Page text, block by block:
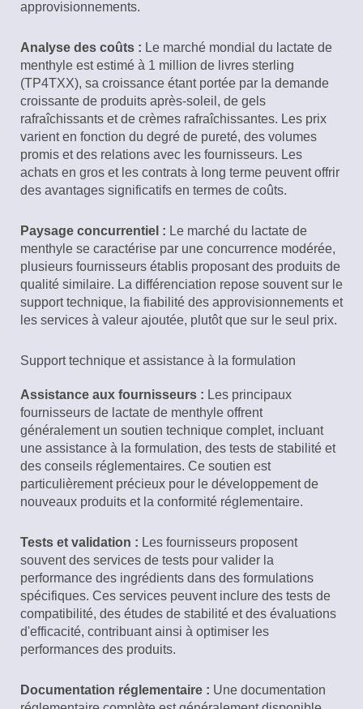
approvisionnements.
Analyse des coûts : Le marché mondial du lactate de
menthyle est estimé à 1 million de livres sterling
(TP4TXX), sa croissance étant portée par la demande
croissante de produits après-soleil, de gels
rafraîchissants et de crèmes rafraîchissantes. Les prix
varient en fonction du degré de pureté, des volumes
promis et des relations avec les fournisseurs. Les
achats en gros et les contrats à long terme peuvent offrir
des avantages significatifs en termes de coûts.
Paysage concurrentiel : Le marché du lactate de
menthyle se caractérise par une concurrence modérée,
plusieurs fournisseurs établis proposant des produits de
qualité similaire. La différenciation repose souvent sur le
support technique, la fiabilité des approvisionnements et
les services à valeur ajoutée, plutôt que sur le seul prix.
Support technique et assistance à la formulation
Assistance aux fournisseurs : Les principaux
fournisseurs de lactate de menthyle offrent
généralement un soutien technique complet, incluant
une assistance à la formulation, des tests de stabilité et
des conseils réglementaires. Ce soutien est
particulièrement précieux pour le développement de
nouveaux produits et la conformité réglementaire.
Tests et validation : Les fournisseurs proposent
souvent des services de tests pour valider la
performance des ingrédients dans des formulations
spécifiques. Ces services peuvent inclure des tests de
compatibilité, des études de stabilité et des évaluations
d'efficacité, contribuant ainsi à optimiser les
performances des produits.
Documentation réglementaire : Une documentation